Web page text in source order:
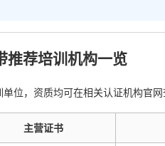
推荐培训机构一览
位，资质均可在相关认证机构官网
主营证书